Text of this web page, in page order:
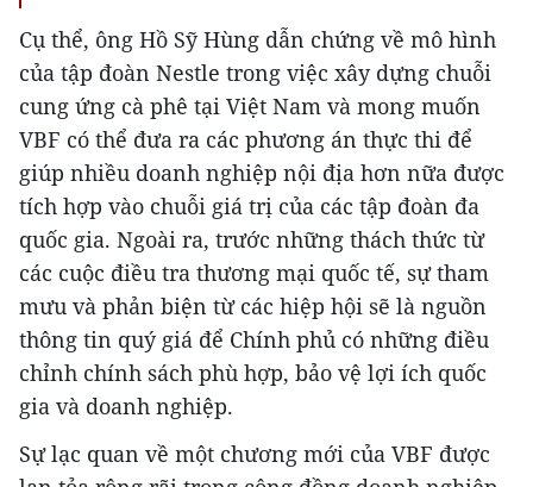
Cụ thể, ông Hồ Sỹ Hùng dẫn chứng về mô hình
của tập đoàn Nestle trong việc xây dựng chuỗi
cung ứng cà phê tại Việt Nam và mong muốn
VBF có thể đưa ra các phương án thực thi để
giúp nhiều doanh nghiệp nội địa hơn nữa được
tích hợp vào chuỗi giá trị của các tập đoàn đa
quốc gia. Ngoài ra, trước những thách thức từ
các cuộc điều tra thương mại quốc tế, sự tham
mưu và phản biện từ các hiệp hội sẽ là nguồn
thông tin quý giá để Chính phủ có những điều
chỉnh chính sách phù hợp, bảo vệ lợi ích quốc
gia và doanh nghiệp.
Sự lạc quan về một chương mới của VBF được